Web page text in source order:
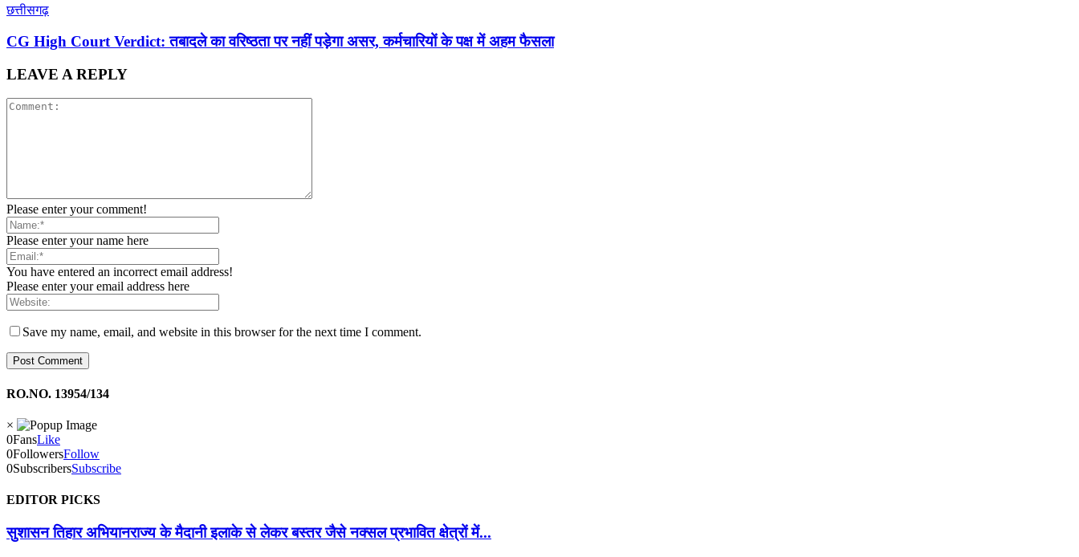
छत्तीसगढ़
CG High Court Verdict: तबादले का वरिष्ठता पर नहीं पड़ेगा असर, कर्मचारियों के पक्ष में अहम फैसला
LEAVE A REPLY
Please enter your comment!
Please enter your name here
You have entered an incorrect email address!
Please enter your email address here
Save my name, email, and website in this browser for the next time I comment.
RO.NO. 13954/134
×
0FansLike
0FollowersFollow
0SubscribersSubscribe
EDITOR PICKS
सुशासन तिहार अभियानराज्य के मैदानी इलाके से लेकर बस्तर जैसे नक्सल प्रभावित क्षेत्रों में...